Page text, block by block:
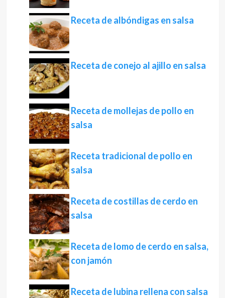
Receta de albóndigas en salsa
Receta de conejo al ajillo en salsa
Receta de mollejas de pollo en
salsa
Receta tradicional de pollo en
salsa
Receta de costillas de cerdo en
salsa
Receta de lomo de cerdo en salsa,
con jamón
Receta de lubina rellena con salsa